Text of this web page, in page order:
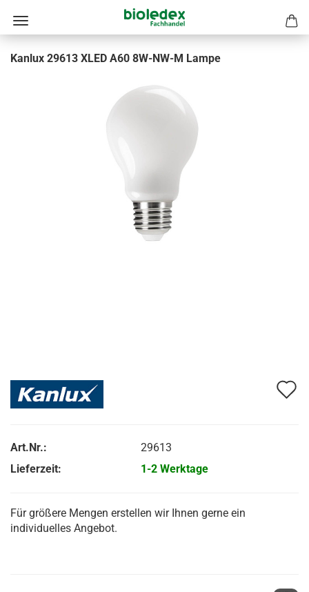
Kanlux 29613 XLED A60 8W-NW-M Lampe
Art.Nr.:
29613
Lieferzeit:
1-2 Werktage
Für größere Mengen erstellen wir Ihnen gerne ein
individuelles Angebot.